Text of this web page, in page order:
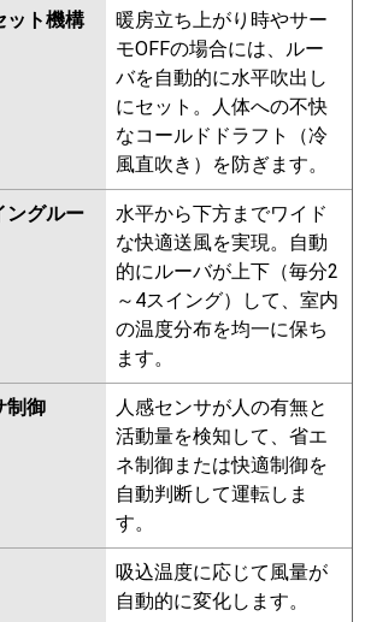
PLZ-ZRMP80SL2
PLZ-
ZRMP80SLF2 PLZ-ZRMP80SLFZ
PLZ-ZRMP80SLZ PLZ-
ZRMP80SLFY PLZ-ZRMP80SLY
PLZ-ZRMP80SLFV
PLZ-
ZRMP80SLV PLZ-ZRMP80SLR
PLZ-ZRMP80SLFR
RCID-GP80RGHJ7 RCID-
GP80RGHJ6 RCID-GP80RGHJ5
RCID-GP80RGHJ4 RCID-
GP80RGHJ3 RCID-AP80GHJ7
RCID-GP80RGHJ2
AP80GHJ6 RCID-GP80RGHJ1
FDTWZ805HK5SA-rak
FDTWZ805HK5SA
FDTWZ805HK5S-rakuri-na
FDTWZ805HK5S
PA-P80L7SGB PA-P80L7SGNB
PA-P80L7SGA PA-P80L7SGNA
ット機構
暖房立ち上がり時やサー
モOFFの場合には、ルー
バを自動的に水平吹出し
にセット。人体への不快
なコールドドラフト（冷
風直吹き）を防ぎます。
ングルー
水平から下方までワイド
な快適送風を実現。自動
的にルーバが上下（毎分2
～4スイング）して、室内
の温度分布を均一に保ち
ます。
制御
人感センサが人の有無と
活動量を検知して、省エ
ネ制御または快適制御を
自動判断して運転しま
す。
吸込温度に応じて風量が
自動的に変化します。